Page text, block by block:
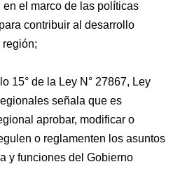
el marco de las políticas
contribuir al desarrollo
15° de la Ley N° 27867, Ley
señala que es
aprobar, modificar o
o reglamenten los asuntos
y funciones del Gobierno